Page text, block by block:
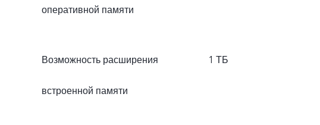
оперативной памяти
Возможность расширения
встроенной памяти
1 ТБ